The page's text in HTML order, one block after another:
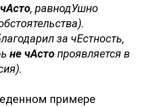
, равнодУшно
за чЕстность,
не чАсто проявляется в
примере